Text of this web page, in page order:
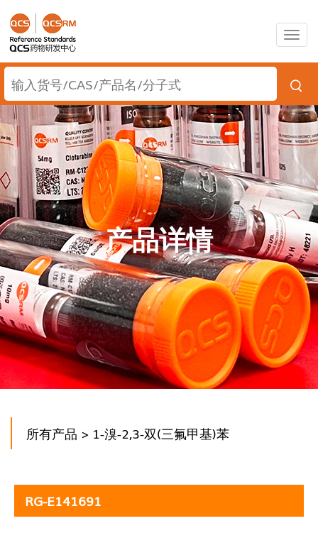
产品详情
所有产品 > 1-溴-2,3-双(三氟甲基)苯
RG-E141691